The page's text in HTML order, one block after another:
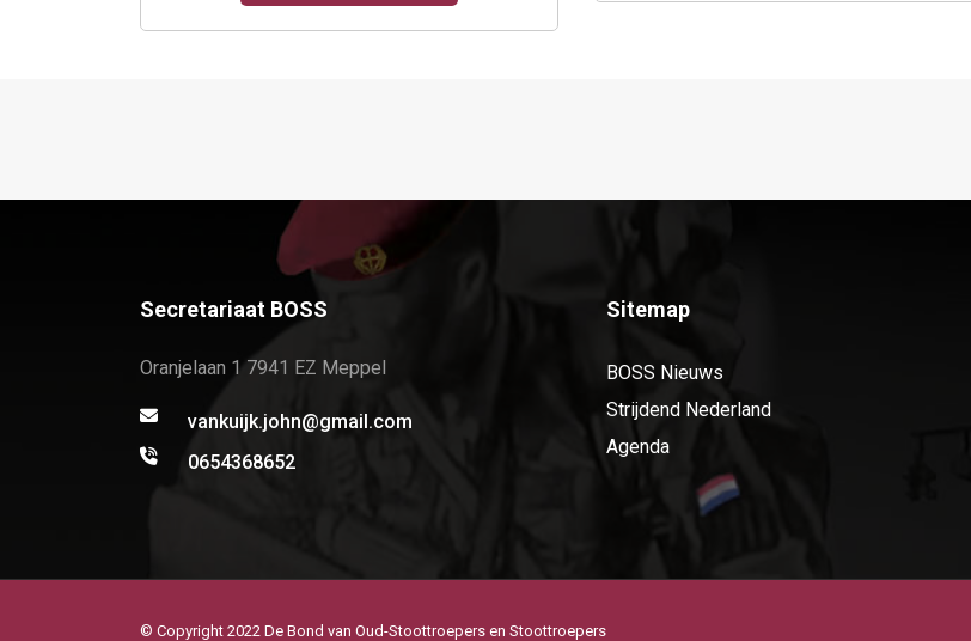
Secretariaat BOSS
Oranjelaan 1 7941 EZ Meppel
vankuijk.john@gmail.com
0654368652
Sitemap
BOSS Nieuws
Strijdend Nederland
Agenda
© Copyright 2022 De Bond van Oud-Stoottroepers en Stoottroepers